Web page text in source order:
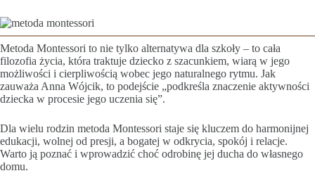
Metoda Montessori to nie tylko alternatywa dla szkoły – to cała
filozofia życia, która traktuje dziecko z szacunkiem, wiarą w jego
możliwości i cierpliwością wobec jego naturalnego rytmu. Jak
zauważa Anna Wójcik, to podejście „podkreśla znaczenie aktywności
dziecka w procesie jego uczenia się”.
Dla wielu rodzin metoda Montessori staje się kluczem do harmonijnej
edukacji, wolnej od presji, a bogatej w odkrycia, spokój i relacje.
Warto ją poznać i wprowadzić choć odrobinę jej ducha do własnego
domu.